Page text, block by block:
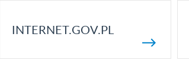
INTERNET.GOV.PL